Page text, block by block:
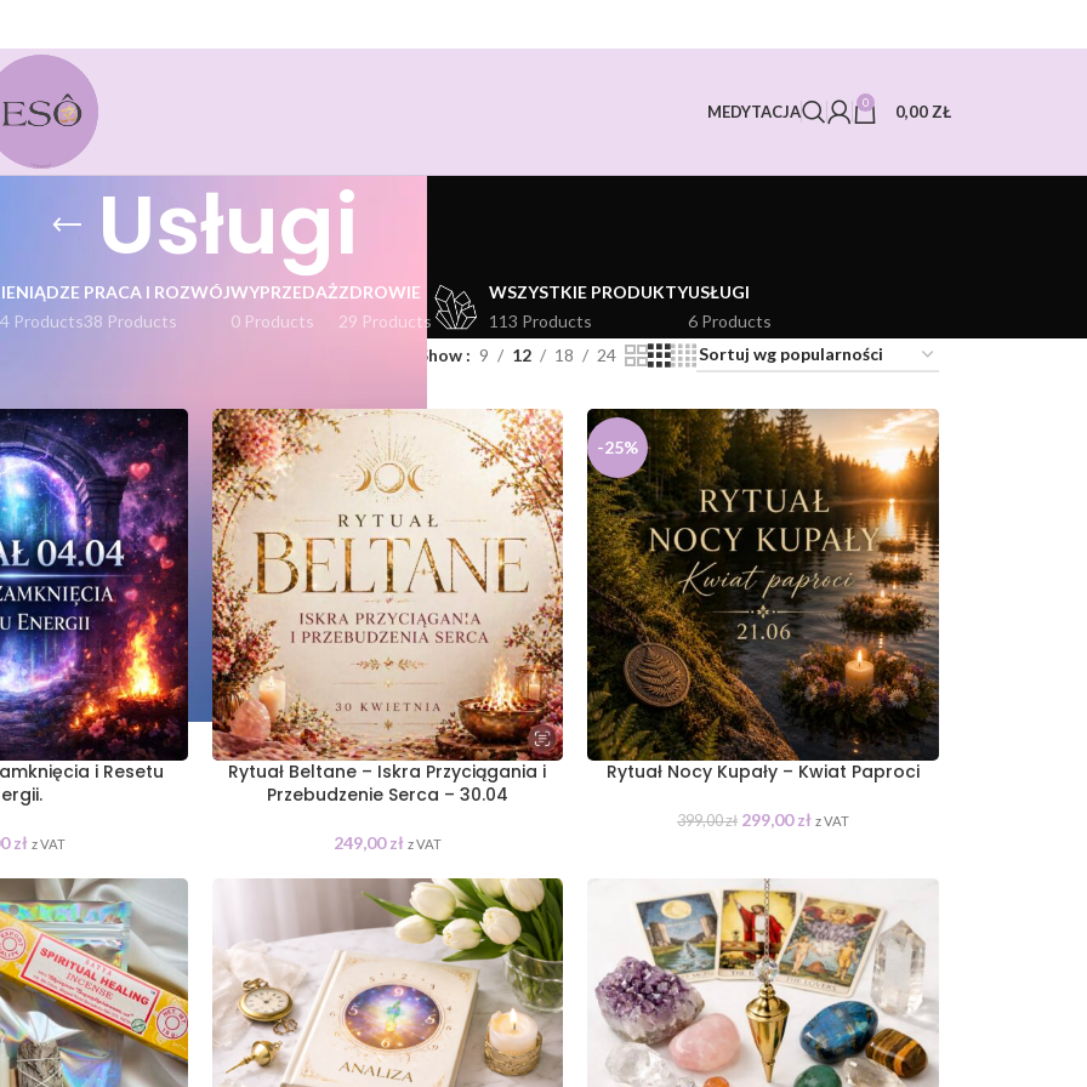
MEDYTACJA 0 0,00 ZŁ
Usługi
Products
PRACA I ROZWÓJ
38 Products
WYPRZEDAŻ
0 Products
ZDROWIE
29 Products
WSZYSTKIE PRODUKTY
113 Products
USŁUGI
6 Products
Show 9 12 18 24
i Resetu
zł z VAT
Rytuał Beltane – Iskra Przyciągania i
Przebudzenie Serca – 30.04
249,00zł z VAT
-25%
Rytuał Nocy Kupały – Kwiat Paproci
399,00zł 299,00zł z VAT